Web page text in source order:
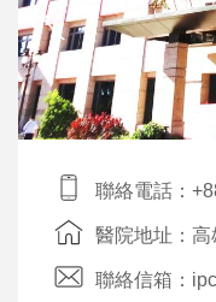
聯絡電話：
醫院地址：
聯絡信箱：